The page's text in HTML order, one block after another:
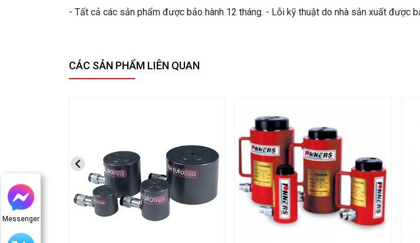
Messenger
- Tất cả các sản phẩm được bảo hành 12 tháng. - Lỗi kỹ thuật do nhà sản xuất được
CÁC SẢN PHẨM LIÊN QUAN